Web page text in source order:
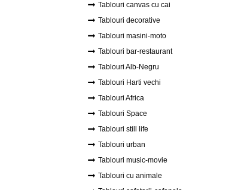
Tablouri canvas cu cai
Tablouri decorative
Tablouri masini-moto
Tablouri bar-restaurant
Tablouri Alb-Negru
Tablouri Harti vechi
Tablouri Africa
Tablouri Space
Tablouri still life
Tablouri urban
Tablouri music-movie
Tablouri cu animale